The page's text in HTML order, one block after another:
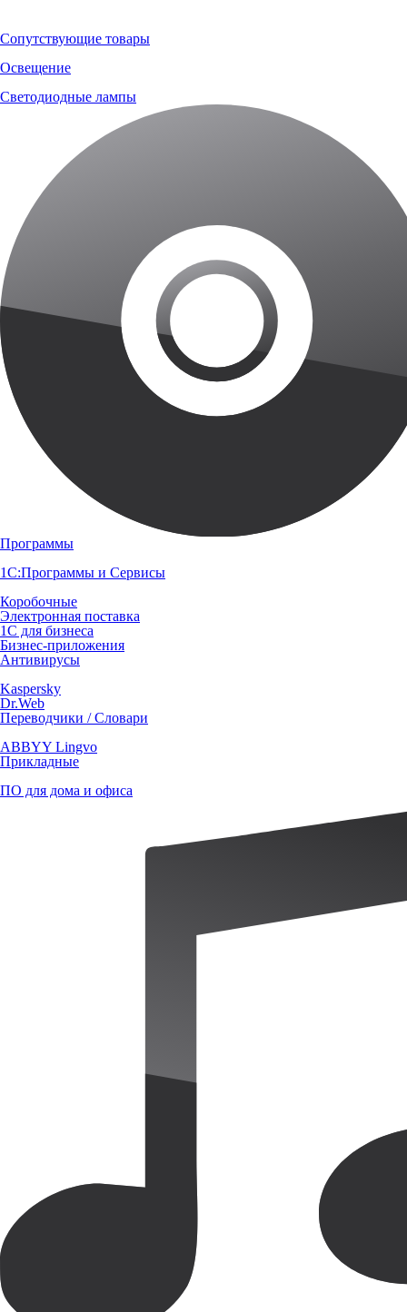
Сопутствующие товары
Освещение
Светодиодные лампы
Программы
1С:Программы и Сервисы
Коробочные
Электронная поставка
1С для бизнеса
Бизнес-приложения
Антивирусы
Kaspersky
Dr.Web
Переводчики / Словари
ABBYY Lingvo
Прикладные
ПО для дома и офиса